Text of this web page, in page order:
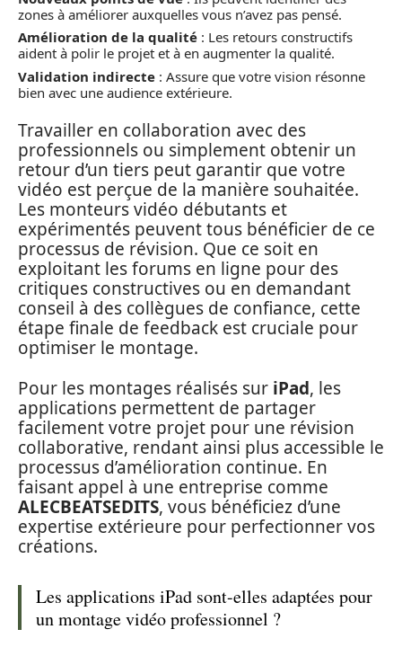
zones à améliorer auxquelles vous n’avez pas pensé.
Amélioration de la qualité : Les retours constructifs
aident à polir le projet et à en augmenter la qualité.
Validation indirecte : Assure que votre vision résonne
bien avec une audience extérieure.
Travailler en collaboration avec des
professionnels ou simplement obtenir un
retour d’un tiers peut garantir que votre
vidéo est perçue de la manière souhaitée.
Les monteurs vidéo débutants et
expérimentés peuvent tous bénéficier de ce
processus de révision. Que ce soit en
exploitant les forums en ligne pour des
critiques constructives ou en demandant
conseil à des collègues de confiance, cette
étape finale de feedback est cruciale pour
optimiser le montage.
Pour les montages réalisés sur iPad, les
applications permettent de partager
facilement votre projet pour une révision
collaborative, rendant ainsi plus accessible le
processus d’amélioration continue. En
faisant appel à une entreprise comme
ALECBEATSEDITS, vous bénéficiez d’une
expertise extérieure pour perfectionner vos
créations.
Les applications iPad sont-elles adaptées pour
un montage vidéo professionnel ?